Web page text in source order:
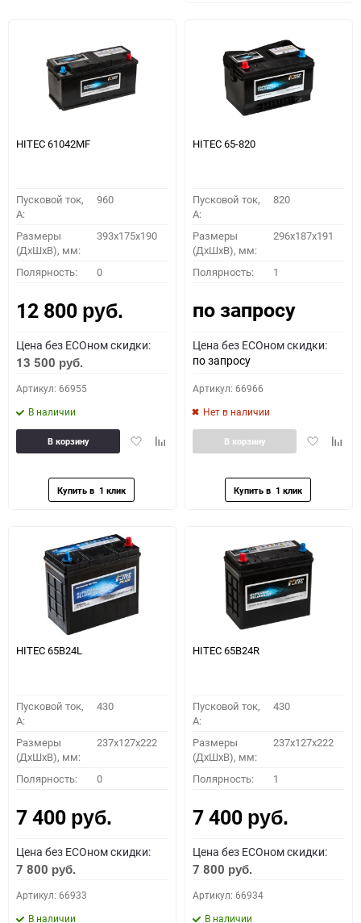
HITEC 61042MF
Пусковой ток,
A:
960
Размеры
(ДхШхВ), мм:
393x175x190
Полярность: 0
12 800 руб.
Цена без ECOном скидки:
13 500 руб.
Артикул: 66955
В наличии
ДобавитьДобавить
В корзину
HITEC 65-820
Пусковой ток,
A:
820
Размеры
(ДхШхВ), мм:
296х187х191
Полярность: 1
по запросу
Цена без ECOном скидки:
по запросу
Артикул: 66966
Нет в наличии
Добавить
В корзину
HITEC 65B24L
Пусковой ток,
A:
430
Размеры
(ДхШхВ), мм:
237x127x222
Полярность: 0
7 400 руб.
Цена без ECOном скидки:
7 800 руб.
Артикул: 66933
В наличии
HITEC 65B24R
Пусковой ток,
A:
430
Размеры
(ДхШхВ), мм:
237x127x222
Полярность: 1
7 400 руб.
Цена без ECOном скидки:
7 800 руб.
Артикул: 66934
В наличии